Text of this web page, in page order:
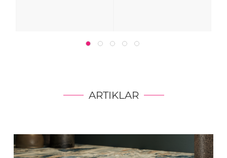
ARTIKLAR